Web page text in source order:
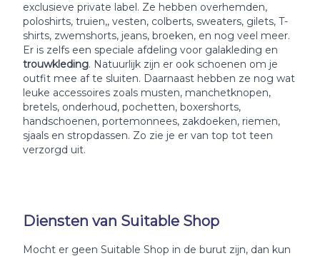
exclusieve private label. Ze hebben overhemden,
poloshirts, truien,, vesten, colberts, sweaters, gilets, T-
shirts, zwemshorts, jeans, broeken, en nog veel meer.
Er is zelfs een speciale afdeling voor galakleding en
trouwkleding. Natuurlijk zijn er ook schoenen om je
outfit mee af te sluiten. Daarnaast hebben ze nog wat
leuke accessoires zoals musten, manchetknopen,
bretels, onderhoud, pochetten, boxershorts,
handschoenen, portemonnees, zakdoeken, riemen,
sjaals en stropdassen. Zo zie je er van top tot teen
verzorgd uit.
Diensten van Suitable Shop
Mocht er geen Suitable Shop in de burut zijn, dan kun